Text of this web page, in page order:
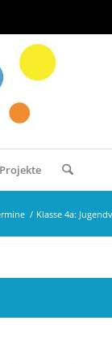
Projekte
/ Klasse 4a: